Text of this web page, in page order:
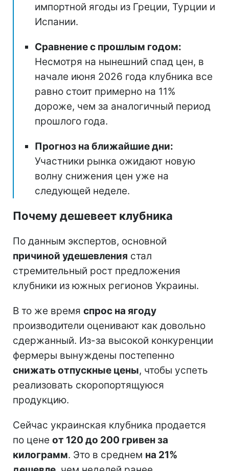
импортной ягоды из Греции, Турции и
Испании.
Сравнение с прошлым годом:
Несмотря на нынешний спад цен, в
начале июня 2026 года клубника все
равно стоит примерно на 11%
дороже, чем за аналогичный период
прошлого года.
Прогноз на ближайшие дни:
Участники рынка ожидают новую
волну снижения цен уже на
следующей неделе.
Почему дешевеет клубника
По данным экспертов, основной
причиной удешевления стал
стремительный рост предложения
клубники из южных регионов Украины.
В то же время спрос на ягоду
производители оценивают как довольно
сдержанный. Из-за высокой конкуренции
фермеры вынуждены постепенно
снижать отпускные цены, чтобы успеть
реализовать скоропортящуюся
продукцию.
Сейчас украинская клубника продается
по цене от 120 до 200 гривен за
килограмм. Это в среднем на 21%